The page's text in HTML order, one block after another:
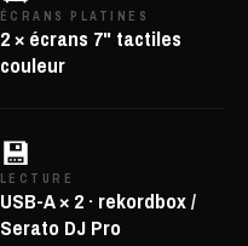
ÉCRANS PLATINES
2 × écrans 7" tactiles
couleur
💾
LECTURE
USB-A × 2 · rekordbox /
Serato DJ Pro